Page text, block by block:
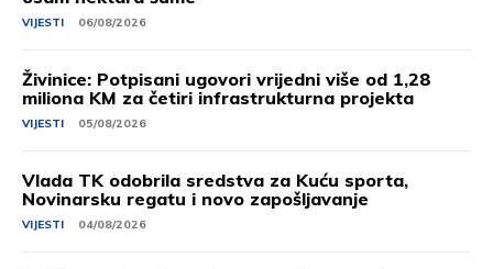
VIJESTI 06/08/2026
Živinice: Potpisani ugovori vrijedni više od 1,28
miliona KM za četiri infrastrukturna projekta
VIJESTI 05/08/2026
Vlada TK odobrila sredstva za Kuću sporta,
Novinarsku regatu i novo zapošljavanje
VIJESTI 04/08/2026